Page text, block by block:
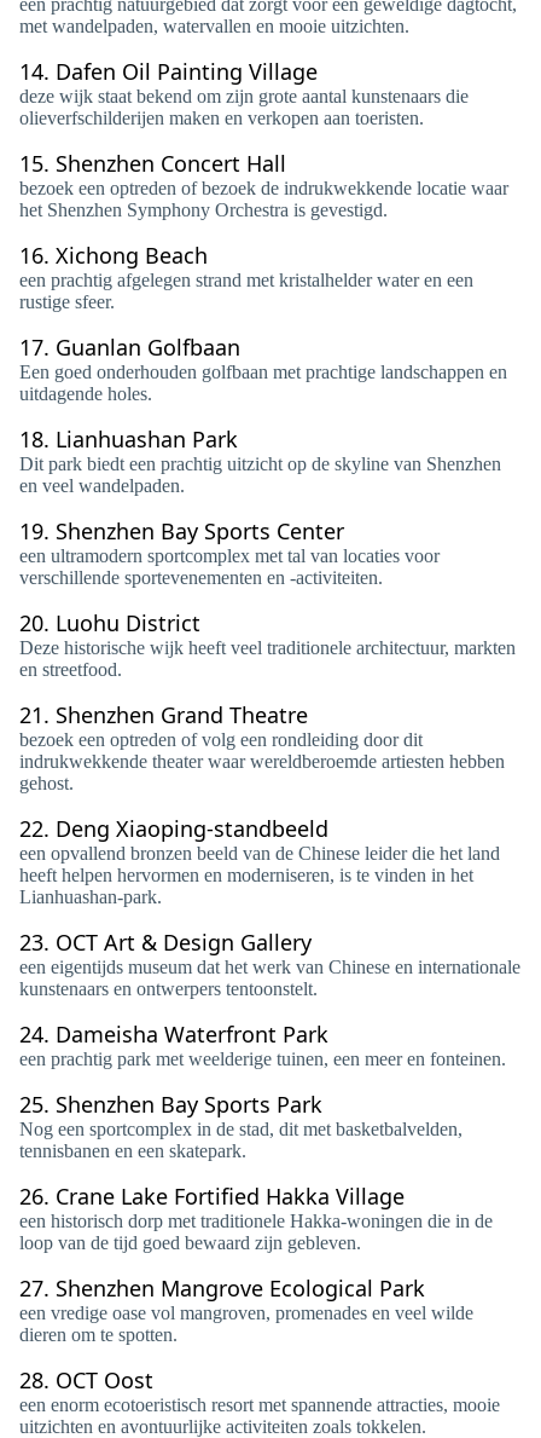
een prachtig natuurgebied dat zorgt voor een geweldige dagtocht,
met wandelpaden, watervallen en mooie uitzichten.
14. Dafen Oil Painting Village
deze wijk staat bekend om zijn grote aantal kunstenaars die
olieverfschilderijen maken en verkopen aan toeristen.
15. Shenzhen Concert Hall
bezoek een optreden of bezoek de indrukwekkende locatie waar
het Shenzhen Symphony Orchestra is gevestigd.
16. Xichong Beach
een prachtig afgelegen strand met kristalhelder water en een
rustige sfeer.
17. Guanlan Golfbaan
Een goed onderhouden golfbaan met prachtige landschappen en
uitdagende holes.
18. Lianhuashan Park
Dit park biedt een prachtig uitzicht op de skyline van Shenzhen
en veel wandelpaden.
19. Shenzhen Bay Sports Center
een ultramodern sportcomplex met tal van locaties voor
verschillende sportevenementen en -activiteiten.
20. Luohu District
Deze historische wijk heeft veel traditionele architectuur, markten
en streetfood.
21. Shenzhen Grand Theatre
bezoek een optreden of volg een rondleiding door dit
indrukwekkende theater waar wereldberoemde artiesten hebben
gehost.
22. Deng Xiaoping-standbeeld
een opvallend bronzen beeld van de Chinese leider die het land
heeft helpen hervormen en moderniseren, is te vinden in het
Lianhuashan-park.
23. OCT Art & Design Gallery
een eigentijds museum dat het werk van Chinese en internationale
kunstenaars en ontwerpers tentoonstelt.
24. Dameisha Waterfront Park
een prachtig park met weelderige tuinen, een meer en fonteinen.
25. Shenzhen Bay Sports Park
Nog een sportcomplex in de stad, dit met basketbalvelden,
tennisbanen en een skatepark.
26. Crane Lake Fortified Hakka Village
een historisch dorp met traditionele Hakka-woningen die in de
loop van de tijd goed bewaard zijn gebleven.
27. Shenzhen Mangrove Ecological Park
een vredige oase vol mangroven, promenades en veel wilde
dieren om te spotten.
28. OCT Oost
een enorm ecotoeristisch resort met spannende attracties, mooie
uitzichten en avontuurlijke activiteiten zoals tokkelen.